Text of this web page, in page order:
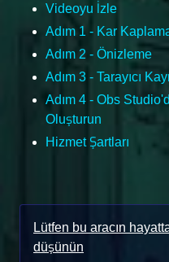
Videoyu İzle
Adım 1 - Kar
Adım 2 - Önizleme
Adım 3 - Tarayıcı
Adım 4 - Obs
Oluşturun
Hizmet Şartları
Lütfen bu aracın
düşünün